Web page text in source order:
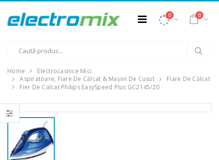
0 0
Home
Electrocasnice Mici
Aspiratoare, Fiare De Călcat & Mașini De Cusut
Fiare De Călcat
Fier De Calcat Philips EasySpeed Plus GC2145/20